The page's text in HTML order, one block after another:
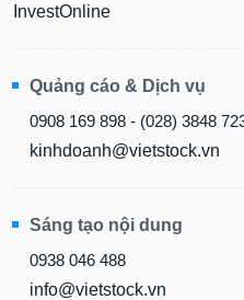
InvestOnline
Quảng cáo & Dịch vụ
0908 169 898 - (028) 3848
kinhdoanh@vietstock.vn
Sáng tạo nội dung
0938 046 488
info@vietstock.vn